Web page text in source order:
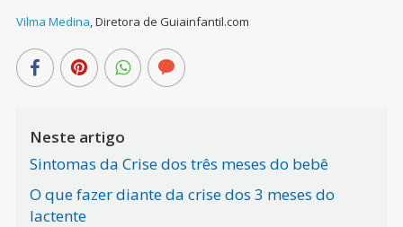
Vilma Medina,Diretora de Guiainfantil.com
Neste artigo
Sintomas da Crise dos três meses do bebê
O que fazer diante da crise dos 3 meses do
lactente